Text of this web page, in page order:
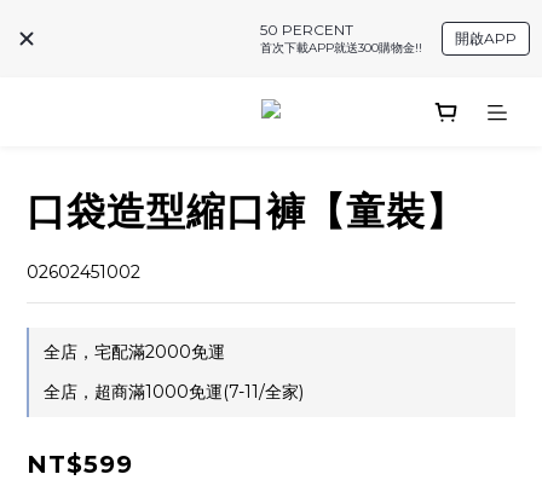
50 PERCENT
首次下載APP就送300購物金!!
開啟APP
口袋造型縮口褲【童裝】
02602451002
全店，宅配滿2000免運
全店，超商滿1000免運(7-11/全家)
NT$599